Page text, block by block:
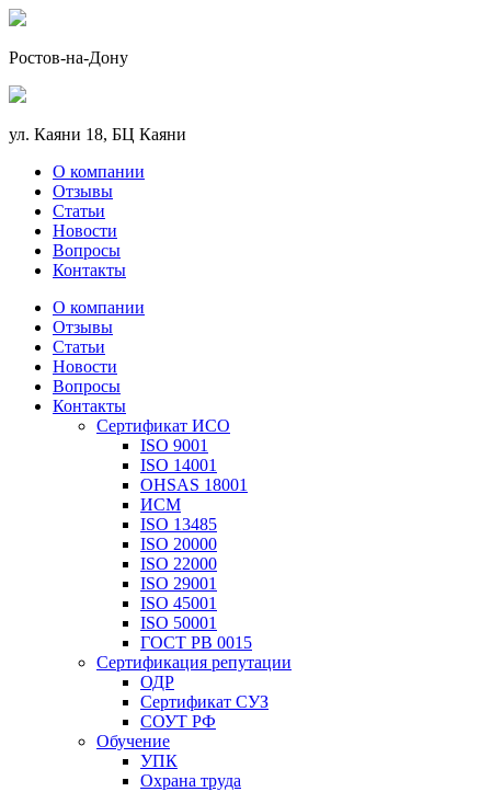
Ростов-на-Дону
ул. Каяни 18, БЦ Каяни
О компании
Отзывы
Статьи
Новости
Вопросы
Контакты
О компании
Отзывы
Статьи
Новости
Вопросы
Контакты
Сертификат ИСО
ISO 9001
ISO 14001
OHSAS 18001
ИСМ
ISO 13485
ISO 20000
ISO 22000
ISO 29001
ISO 45001
ISO 50001
ГОСТ РВ 0015
Сертификация репутации
ОДР
Сертификат СУЗ
СОУТ РФ
Обучение
УПК
Охрана труда